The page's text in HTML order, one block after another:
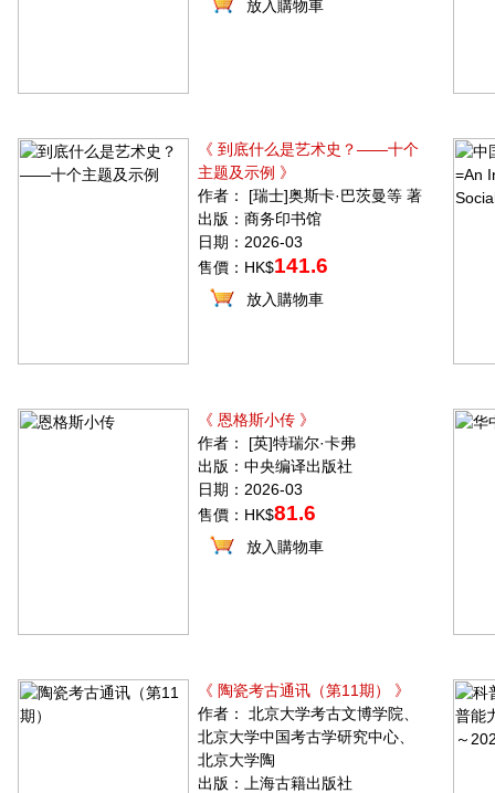
放入購物車
《 到底什么是艺术史？——十个
主题及示例 》
作者： [瑞士]奥斯卡·巴茨曼等 著
出版：商务印书馆
日期：2026-03
售價：HK$141.6
放入購物車
《 恩格斯小传 》
作者： [英]特瑞尔·卡弗
出版：中央编译出版社
日期：2026-03
售價：HK$81.6
放入購物車
《 陶瓷考古通讯（第11期） 》
作者： 北京大学考古文博学院、
北京大学中国考古学研究中心、
北京大学陶
出版：上海古籍出版社